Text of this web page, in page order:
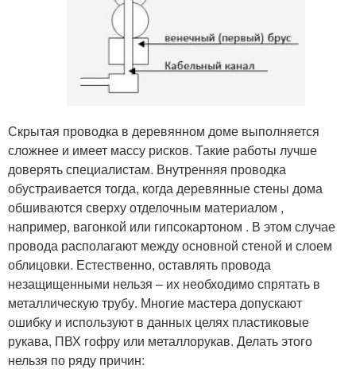
Скрытая проводка в деревянном доме выполняется
сложнее и имеет массу рисков. Такие работы лучше
доверять специалистам. Внутренняя проводка
обустраивается тогда, когда деревянные стены дома
обшиваются сверху отделочным материалом ,
например, вагонкой или гипсокартоном . В этом случае
провода располагают между основной стеной и слоем
облицовки. Естественно, оставлять провода
незащищенными нельзя – их необходимо спрятать в
металлическую трубу. Многие мастера допускают
ошибку и используют в данных целях пластиковые
рукава, ПВХ гофру или металлорукав. Делать этого
нельзя по ряду причин: